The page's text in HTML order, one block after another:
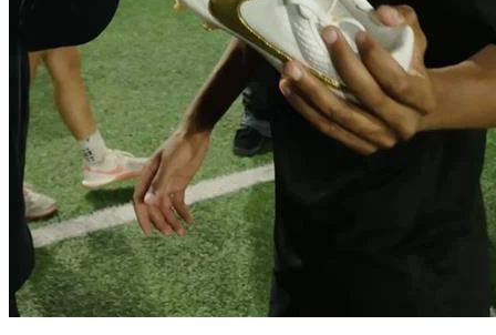
CRAMPONS, JOUEURS, CULTURE